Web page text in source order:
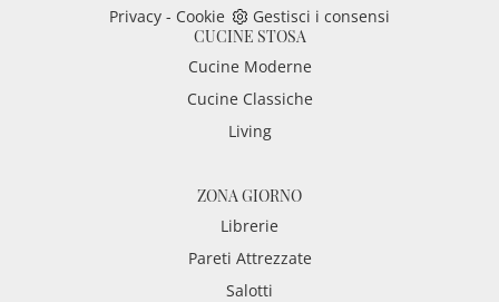
Privacy - Cookie
Gestisci i consensi
CUCINE STOSA
Cucine Moderne
Cucine Classiche
Living
ZONA GIORNO
Librerie
Pareti Attrezzate
Salotti